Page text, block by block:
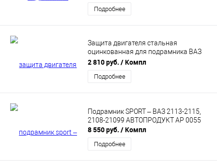
Подробнее
Защита двигателя стальная
оцинкованная для подрамника ВАЗ
2108-21099, 2113-2115 АвтоПродукт
АР 0071
2 810 руб. / Компл
Подробнее
Подрамник SPORT – ВАЗ 2113-2115,
2108-21099 АВТОПРОДУКТ AP 0055
8 550 руб. / Компл
Подробнее